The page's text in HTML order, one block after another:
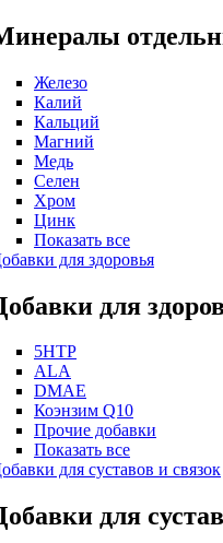
Железо
Калий
Кальций
Магний
Медь
Селен
Хром
Цинк
Показать все
для здоровья
для
5HTP
ALA
DMAE
Коэнзим Q10
Прочие добавки
Показать все
для суставов и связок
для